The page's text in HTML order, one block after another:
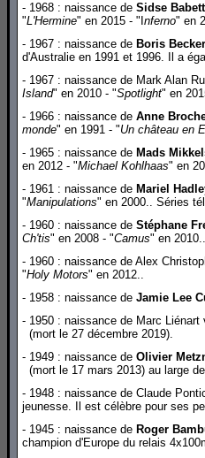
- 1968 : naissance de Sidse
"L'Hermine" en 2015 - "I nferno" en
- 1967 : naissance de Boris Becker
d'Australie en 1991 et 1996. Il a
- 1967 : naissance de Mark Alan
Island" en 2010 - "Spotlight" en
- 1966 : naissance de Anne
monde" en 1991 - "Un château en
- 1965 : naissance de Mads
en 2012 - "Michael Kohlhaas" en
- 1961 : naissance de Mariel
"Manipulations" en 2000.. Séries
- 1960 : naissance de Stéphane
Ch'tis" en 2008 - "Camus" en 2010..
- 1960 : naissance de Alex
"Holy Motors" en 2012..
- 1958 : naissance de Jamie Lee
- 1950 : naissance de Marc Liénart
(mort le 27 décembre 2019).
- 1949 : naissance de Olivier
(mort le 17 mars 2013) au large
- 1948 : naissance de Claude
jeunesse. Il est célèbre pour ses
- 1945 : naissance de Roger
champion d'Europe du relais